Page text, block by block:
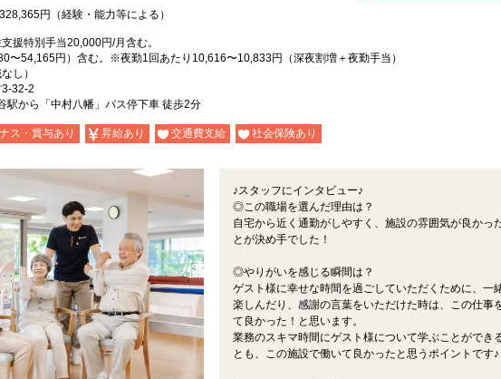
円（経験・能力等による）
援特別手当20,000円/月含む。
〜54,165円）含む。※夜勤1回あたり10,616〜10,833円（深夜割増＋夜勤手当）
し）
32-2
駅から「中村八幡」バス停下車 徒歩2分
ス・賞与あり 昇給あり 交通費支給 社会保険あり
♪スタッフにインタビュー♪
◎この職場を選んだ理由は？
自宅から近く通勤がしやすく、施設の雰囲気が良かっ
とが決め手でした！
◎やりがいを感じる瞬間は？
ゲスト様に幸せな時間を過ごしていただくために、一
楽しんだり、感謝の言葉をいただけた時は、この仕事
て良かった！と思います。
業務のスキマ時間にゲスト様について学ぶことができ
とも、この施設で働いて良かったと思うポイントです♪